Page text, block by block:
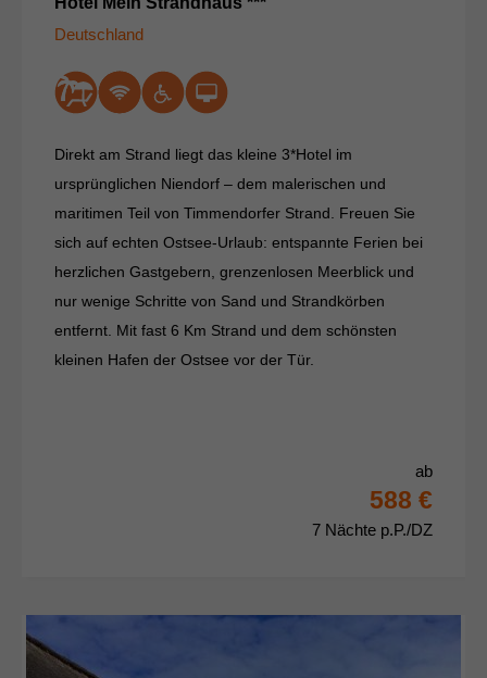
Deutschland
Direkt am Strand liegt das kleine 3*Hotel im
ursprünglichen Niendorf – dem malerischen und
maritimen Teil von Timmendorfer Strand. Freuen Sie
sich auf echten Ostsee-Urlaub: entspannte Ferien bei
herzlichen Gastgebern, grenzenlosen Meerblick und
nur wenige Schritte von Sand und Strandkörben
entfernt. Mit fast 6 Km Strand und dem schönsten
kleinen Hafen der Ostsee vor der Tür.
ab
588 €
7 Nächte p.P./DZ